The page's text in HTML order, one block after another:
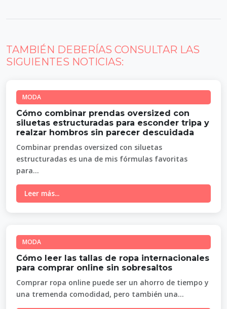
TAMBIÉN DEBERÍAS CONSULTAR LAS
SIGUIENTES NOTICIAS:
MODA
Cómo combinar prendas oversized con
siluetas estructuradas para esconder tripa y
realzar hombros sin parecer descuidada
Combinar prendas oversized con siluetas
estructuradas es una de mis fórmulas favoritas
para...
Leer más...
MODA
Cómo leer las tallas de ropa internacionales
para comprar online sin sobresaltos
Comprar ropa online puede ser un ahorro de tiempo y
una tremenda comodidad, pero también una...